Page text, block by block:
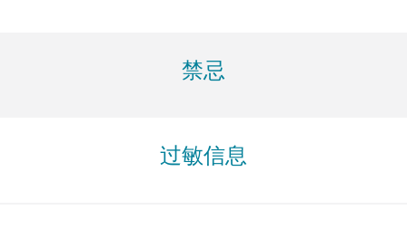
禁忌
过敏信息